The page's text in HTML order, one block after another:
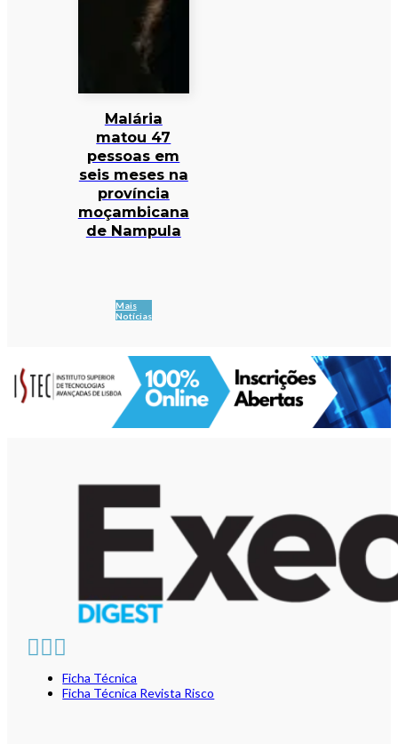
Malária
matou 47
pessoas em
seis meses na
província
moçambicana
de Nampula
Mais
Notícias
Ficha Técnica
Ficha Técnica Revista Risco